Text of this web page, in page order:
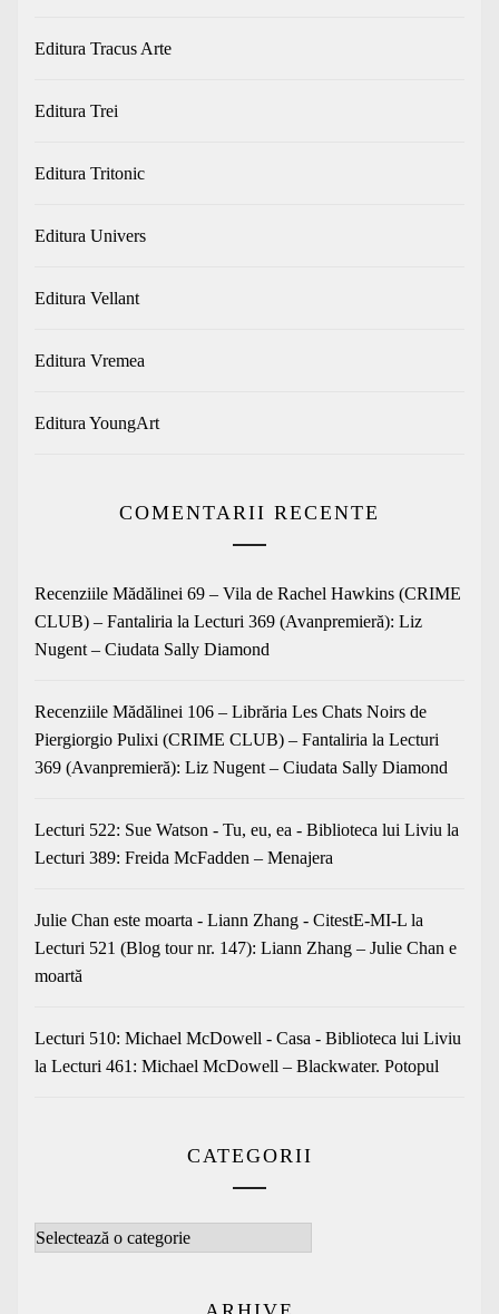
Editura Tracus Arte
Editura Trei
Editura Tritonic
Editura Univers
Editura Vellant
Editura Vremea
Editura YoungArt
COMENTARII RECENTE
Recenziile Mădălinei 69 – Vila de Rachel Hawkins (CRIME
CLUB) – Fantaliria la Lecturi 369 (Avanpremieră): Liz
Nugent – Ciudata Sally Diamond
Recenziile Mădălinei 106 – Librăria Les Chats Noirs de
Piergiorgio Pulixi (CRIME CLUB) – Fantaliria la Lecturi
369 (Avanpremieră): Liz Nugent – Ciudata Sally Diamond
Lecturi 522: Sue Watson - Tu, eu, ea - Biblioteca lui Liviu la
Lecturi 389: Freida McFadden – Menajera
Julie Chan este moarta - Liann Zhang - CitestE-MI-L la
Lecturi 521 (Blog tour nr. 147): Liann Zhang – Julie Chan e
moartă
Lecturi 510: Michael McDowell - Casa - Biblioteca lui Liviu
la Lecturi 461: Michael McDowell – Blackwater. Potopul
CATEGORII
Categorii